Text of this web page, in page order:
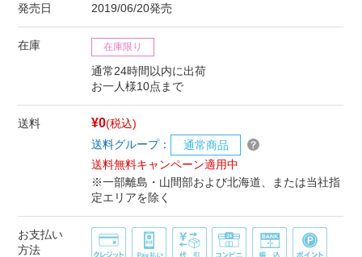
発売日 2019/06/20発売
在庫 在庫限り
通常24時間以内に出荷
お一人様10点まで
送料 ¥0(税込)
送料グループ：
通常商品
送料無料キャンペーン適用中
※一部離島・山間部および北海道、または当社指
定エリアを除く
お支払い
方法